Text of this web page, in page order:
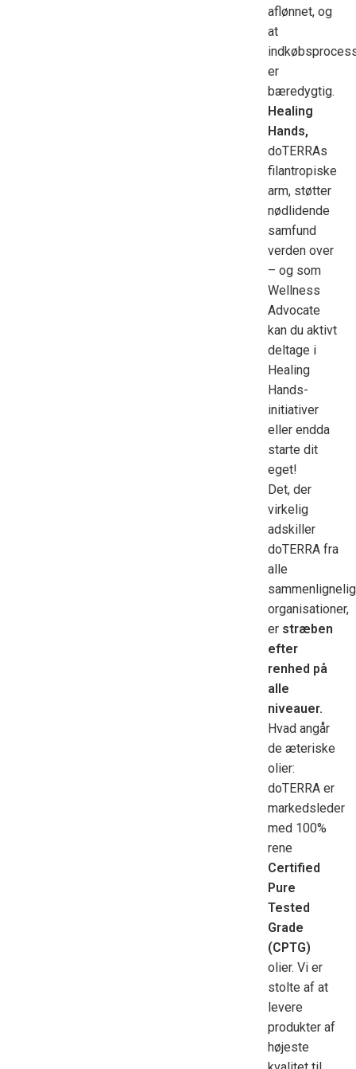
aflønnet, og
at
er
bæredygtig.
Healing
Hands,
doTERRAs
filantropiske
arm, støtter
nødlidende
samfund
verden over
– og som
Wellness
Advocate
kan du aktivt
deltage i
Healing
Hands-
initiativer
eller endda
starte dit
eget!
Det, der
virkelig
adskiller
doTERRA fra
alle
organisationer,
er stræben
efter
renhed på
alle
niveauer.
Hvad angår
de æteriske
olier:
doTERRA er
markedsleder
med 100%
rene
Certified
Pure
Tested
Grade
(CPTG)
olier. Vi er
stolte af at
levere
produkter af
højeste